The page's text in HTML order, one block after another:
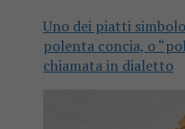
Uno dei piatti
polenta concia, o
chiamata in dialetto